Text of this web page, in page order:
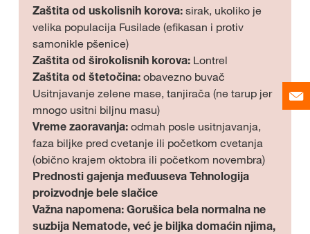
Zaštita od uskolisnih korova: sirak, ukoliko je
velika populacija Fusilade (efikasan i protiv
samonikle pšenice)
Zaštita od širokolisnih korova: Lontrel
Zaštita od štetočina: obavezno buvač
Usitnjavanje zelene mase, tanjirača (ne tarup jer
mnogo usitni biljnu masu)
Vreme zaoravanja: odmah posle usitnjavanja,
faza biljke pred cvetanje ili početkom cvetanja
(obično krajem oktobra ili početkom novembra)
Prednosti gajenja međuuseva Tehnologija
proizvodnje bele slačice
Važna napomena: Gorušica bela normalna ne
suzbija Nematode, već je biljka domaćin njima,